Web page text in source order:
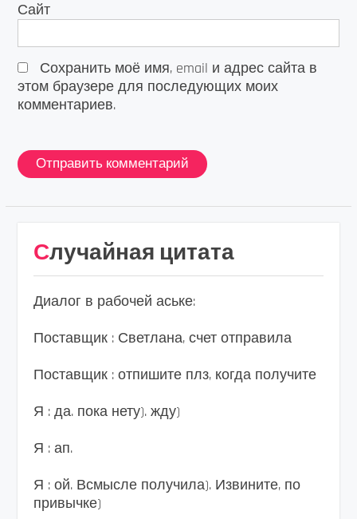
Сайт
Сохранить моё имя, email и адрес сайта в
этом браузере для последующих моих
комментариев.
Случайная цитата
Диалог в рабочей аське:
Поставщик : Светлана, счет отправила
Поставщик : отпишите плз, когда получите
Я : да. пока нету). жду)
Я : ап.
Я : ой. Всмысле получила). Извините, по
привычке)